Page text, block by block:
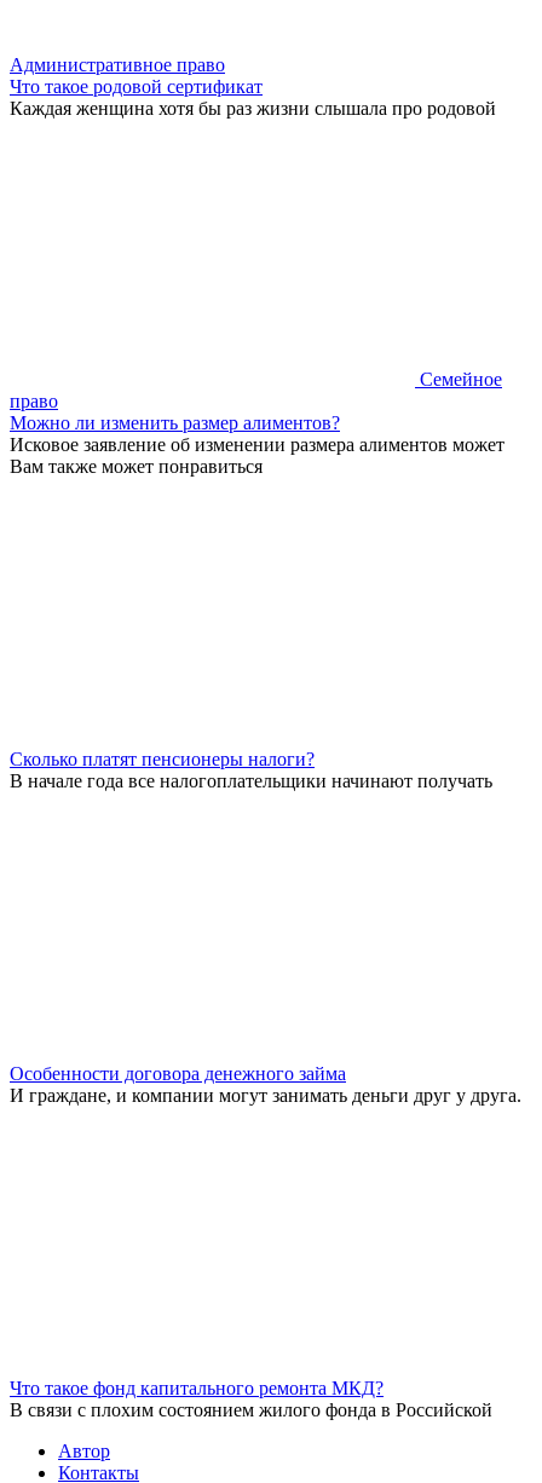
Административное право
Что такое родовой сертификат
Каждая женщина хотя бы раз жизни слышала про родовой
Семейное
право
Можно ли изменить размер алиментов?
Исковое заявление об изменении размера алиментов может
Вам также может понравиться
Сколько платят пенсионеры налоги?
В начале года все налогоплательщики начинают получать
Особенности договора денежного займа
И граждане, и компании могут занимать деньги друг у друга.
Что такое фонд капитального ремонта МКД?
В связи с плохим состоянием жилого фонда в Российской
Автор
Контакты